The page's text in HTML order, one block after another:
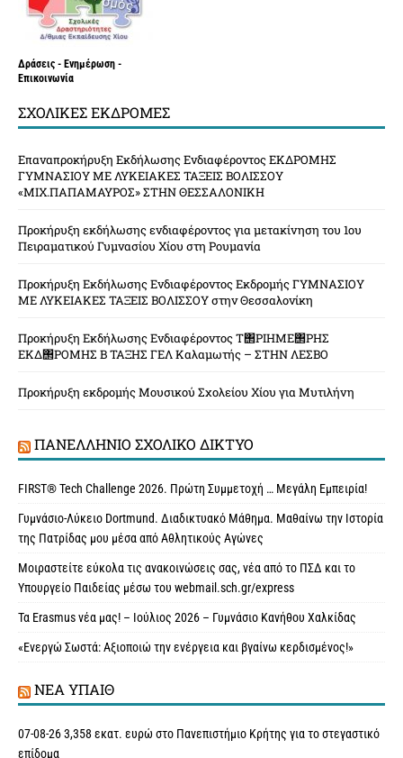
Δράσεις - Ενημέρωση -
Επικοινωνία
ΣΧΟΛΙΚΈΣ ΕΚΔΡΟΜΈΣ
Επαναπροκήρυξη Εκδήλωσης Ενδιαφέροντος ΕΚΔΡΟΜΗΣ
ΓΥΜΝΑΣΙΟΥ ΜΕ ΛΥΚΕΙΑΚΕΣ ΤΑΞΕΙΣ ΒΟΛΙΣΣΟΥ
«ΜΙΧ.ΠΑΠΑΜΑΥΡΟΣ» ΣΤΗΝ ΘΕΣΣΑΛΟΝΙΚΗ
Προκήρυξη εκδήλωσης ενδιαφέροντος για μετακίνηση του 1ου
Πειραματικού Γυμνασίου Χίου στη Ρουμανία
Προκήρυξη Εκδήλωσης Ενδιαφέροντος Εκδρομής ΓΥΜΝΑΣΙΟΥ
ΜΕ ΛΥΚΕΙΑΚΕΣ ΤΑΞΕΙΣ ΒΟΛΙΣΣΟΥ στην Θεσσαλονίκη
Προκήρυξη Εκδήλωσης Ενδιαφέροντος Τ΢ΡΙΗΜΕ΢ΡΗΣ
ΕΚΔ΢ΡΟΜΗΣ Β ΤΑΞΗΣ ΓΕΛ Καλαμωτής – ΣΤΗΝ ΛΕΣΒΟ
Προκήρυξη εκδρομής Μουσικού Σχολείου Χίου για Μυτιλήνη
ΠΑΝΕΛΛΉΝΙΟ ΣΧΟΛΙΚΌ ΔΊΚΤΥΟ
FIRST® Tech Challenge 2026. Πρώτη Συμμετοχή … Μεγάλη Εμπειρία!
Γυμνάσιο-Λύκειο Dortmund. Διαδικτυακό Μάθημα. Μαθαίνω την Ιστορία
της Πατρίδας μου μέσα από Αθλητικούς Αγώνες
Μοιραστείτε εύκολα τις ανακοινώσεις σας, νέα από το ΠΣΔ και το
Υπουργείο Παιδείας μέσω του webmail.sch.gr/express
Τα Erasmus νέα μας! – Ιούλιος 2026 – Γυμνάσιο Κανήθου Χαλκίδας
«Ενεργώ Σωστά: Αξιοποιώ την ενέργεια και βγαίνω κερδισμένος!»
ΝΈΑ ΥΠAΙΘ
07-08-26 3,358 εκατ. ευρώ στο Πανεπιστήμιο Κρήτης για το στεγαστικό
επίδομα